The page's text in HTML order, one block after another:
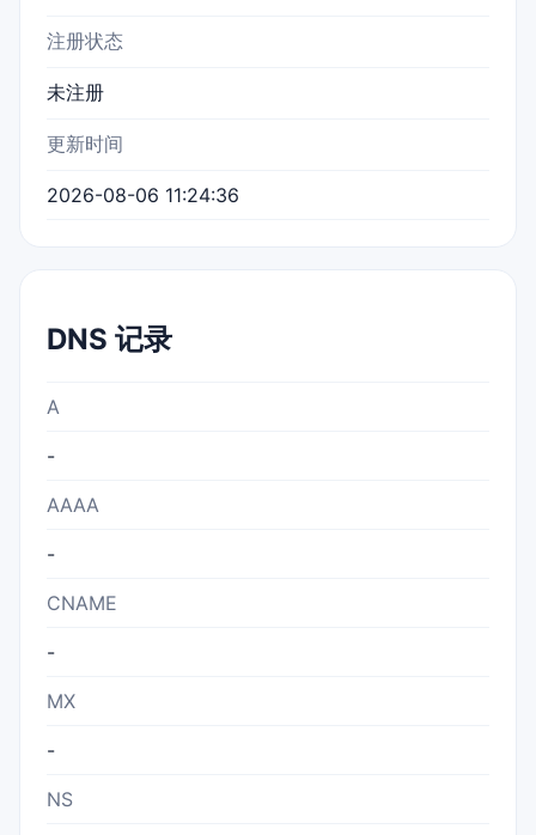
注册状态
未注册
更新时间
2026-08-06 11:24:36
DNS 记录
A
-
AAAA
-
CNAME
-
MX
-
NS